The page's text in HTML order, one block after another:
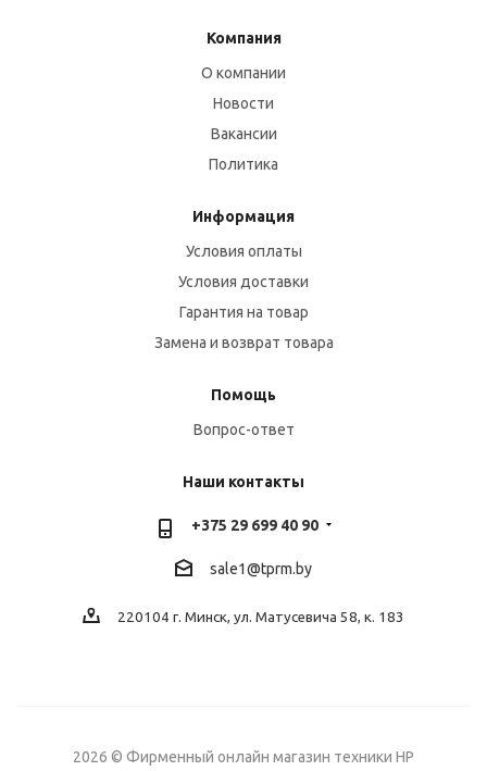
Компания
О компании
Новости
Вакансии
Политика
Информация
Условия оплаты
Условия доставки
Гарантия на товар
Замена и возврат товара
Помощь
Вопрос-ответ
Наши контакты
+375 29 699 40 90
sale1@tprm.by
220104 г. Минск, ул. Матусевича 58, к. 183
2026 © Фирменный онлайн магазин техники HP